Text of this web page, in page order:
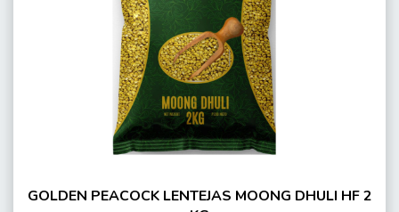
GOLDEN PEACOCK LENTEJAS MOONG DHULI HF 2